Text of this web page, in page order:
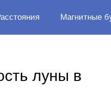
Магнитные
луны в